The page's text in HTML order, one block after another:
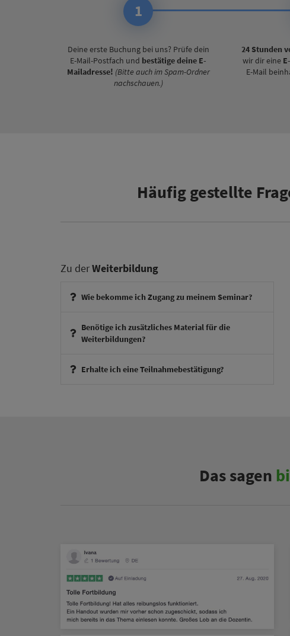
1
Deine erste Buchung bei uns? Prüfe dein
E-Mail-Postfach und bestätige deine E-
Mailadresse! (Bitte auch im Spam-Ordner
nachschauen.)
24 Stunden
wir dir eine
E-Mail
Häufig gestellte
Zu derWeiterbildung
Wie bekomme ich Zugang zu meinem Seminar?
Benötige ich zusätzliches Material für die
Weiterbildungen?
Erhalte ich eine Teilnahmebestätigung?
Das sagen